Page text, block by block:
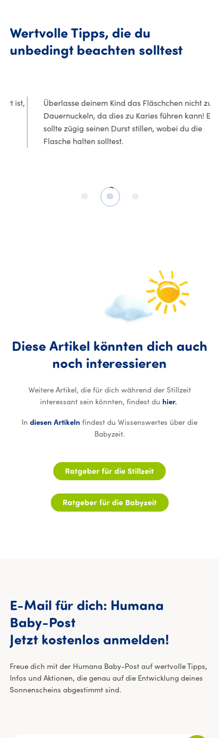
Wertvolle Tipps, die du
unbedingt beachten solltest
Überlasse deinem Kind das Fläschchen nicht zum
Dauernuckeln, da dies zu Karies führen kann! Es
sollte zügig seinen Durst stillen, wobei du die
Flasche halten solltest.
Diese Artikel könnten dich auch
noch interessierenDiese
Weitere Artikel, die für dich während der Stillzeit
interessant sein könnten, findest du hier.
In diesen Artikeln findest du Wissenswertes über die
Babyzeit.
Ratgeber für die Stillzeit
Ratgeber für die Babyzeit
E-Mail für dich: Humana
Baby-Post
Jetzt kostenlos anmelden!
Freue dich mit der Humana Baby-Post auf wertvolle Tipps,
Infos und Aktionen, die genau auf die Entwicklung deines
Sonnenscheins abgestimmt sind.